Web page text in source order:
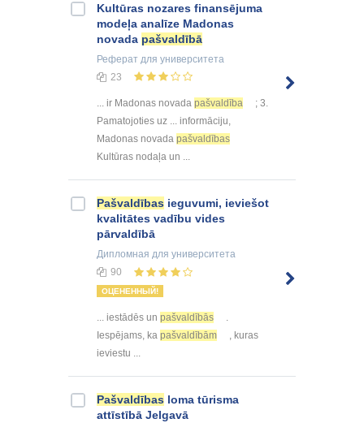
Kultūras nozares finansējuma
modeļa analīze Madonas
novada pašvaldībā
Реферат для университета
23
... ir Madonas novada pašvaldība
; 3.
Pamatojoties uz ... informāciju,
Madonas novada pašvaldības
Kultūras nodaļa un ...
Pašvaldības ieguvumi, ieviešot
kvalitātes vadību vides
pārvaldībā
Дипломная для университета
90
ОЦЕНЕННЫЙ!
... iestādēs un pašvaldībās
.
Iespējams, ka pašvaldībām
, kuras
ieviestu ...
Pašvaldības loma tūrisma
attīstībā Jelgavā